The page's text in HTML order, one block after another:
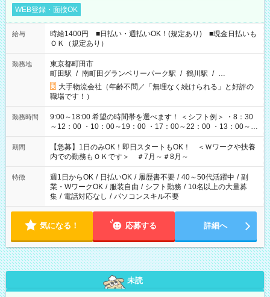
WEB登録・面接OK
給与
時給1400円 ■日払い・週払いOK！(規定あり) ■現金日払いも
ＯＫ（規定あり）
勤務地
東京都町田市
町田駅 / 南町田グランベリーパーク駅 / 鶴川駅 / …
大手物流会社（年齢不問／「無理なく続けられる」と好評の
職場です！）
勤務時間
9:00～18:00 希望の時間帯を選べます！ ＜シフト例＞ ・8：30
～12：00 ・10：00～19：00 ・17：00～22：00 ・13：00～
22：00 ・22：00～翌6：00 など
期間
【急募】1日のみOK！即日スタートもOK！ ＜Ｗワークや扶養
内での勤務もＯＫです＞ ＃7月～＃8月～
特徴 週1日からOK / 日払いOK / 履歴書不要 / 40～50代活躍中 / 副
業・WワークOK / 服装自由 / シフト勤務 / 10名以上の大量募
集 / 電話対応なし / パソコンスキル不要
気になる！ 応募する 詳細へ
未読